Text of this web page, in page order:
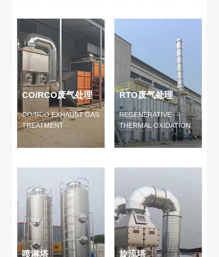
CO/RCO废气处理
CO/RCO EXHAUST GAS
TREATMENT
RTO废气处理
REGENERATIVE
THERMAL OXIDATION
喷淋塔 旋流塔